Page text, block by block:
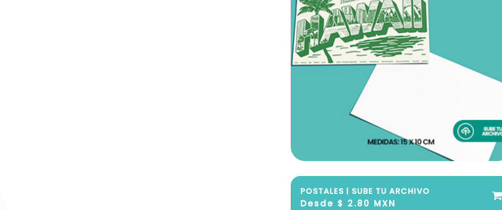
POSTALES | SUBE TU ARCHIVO
Desde $ 2.80 MXN